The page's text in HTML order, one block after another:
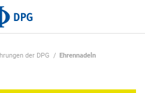
der DPG Ehrennadeln